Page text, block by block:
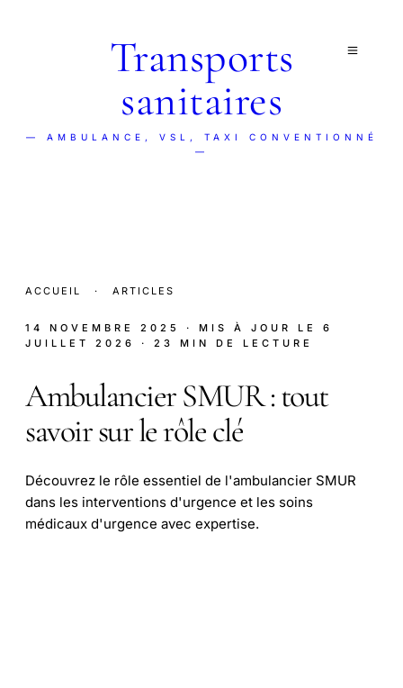
Transports
sanitaires
— AMBULANCE, VSL, TAXI CONVENTIONNÉ
—
ACCUEIL · ARTICLES
14 NOVEMBRE 2025 · MIS À JOUR LE 6
JUILLET 2026
· 23 MIN DE LECTURE
Ambulancier SMUR : tout
savoir sur le rôle clé
Découvrez le rôle essentiel de l'ambulancier SMUR
dans les interventions d'urgence et les soins
médicaux d'urgence avec expertise.